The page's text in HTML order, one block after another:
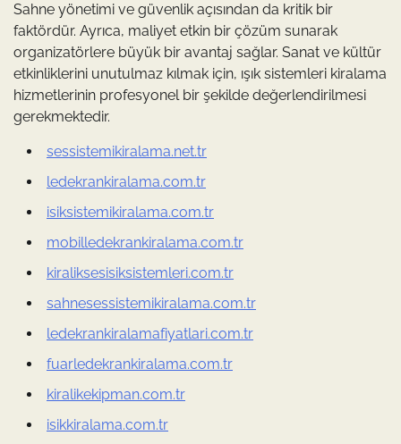
Sahne yönetimi ve güvenlik açısından da kritik bir
faktördür. Ayrıca, maliyet etkin bir çözüm sunarak
organizatörlere büyük bir avantaj sağlar. Sanat ve kültür
etkinliklerini unutulmaz kılmak için, ışık sistemleri kiralama
hizmetlerinin profesyonel bir şekilde değerlendirilmesi
gerekmektedir.
sessistemikiralama.net.tr
ledekrankiralama.com.tr
isiksistemikiralama.com.tr
mobilledekrankiralama.com.tr
kiraliksesisiksistemleri.com.tr
sahnesessistemikiralama.com.tr
ledekrankiralamafiyatlari.com.tr
fuarledekrankiralama.com.tr
kiralikekipman.com.tr
isikkiralama.com.tr